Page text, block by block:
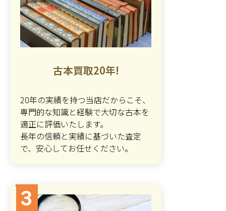
古本買取20年!
20年の実績を持つ当店だからこそ、
専門的な知識と経験で大切な古本を
適正に評価いたします。
長年の信頼と実績に基づいた査定
で、安心してお任せください。
3